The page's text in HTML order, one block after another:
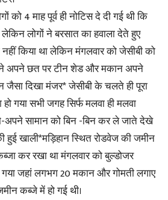
को 4 माह पूर्व ही नोटिस दे दी गई थी कि
लोगों ने बरसात का हवाला देते हुए
किया था लेकिन मंगलवार को जेसीबी को
अपने छत पर टीन शेड और मकान अपने
जैसा दिखा मंजर* जेसीबी के चलते ही पूरा
हो गया सभी जगह सिर्फ मलवा ही मलवा
अपने सामान को बिन -बिन कर ले जाते देखे
हुई खाली*मड़िहान स्थित रोडवेज की जमीन
कर रखा था मंगलवार को बुल्डोजर
जहां लगभग 20 मकान और गोमती लगाए
कब्जे में हो गई थी।